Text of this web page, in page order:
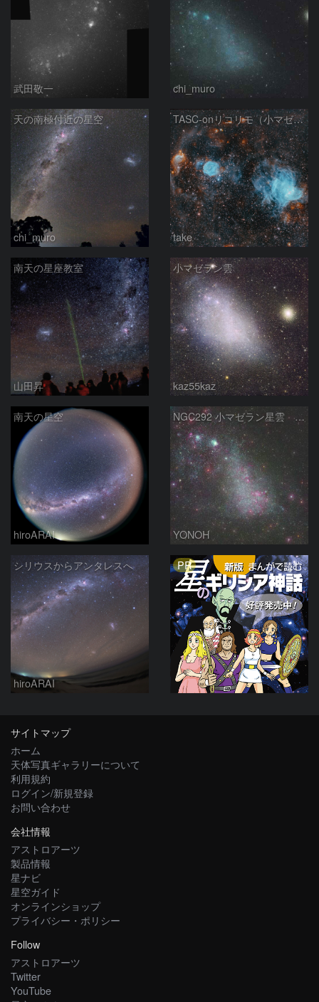
武田敬一 chi_muro
天の南極付近の星空
chi_muro
TASC-onリコリモ（小マゼラン星雲の周辺部)
take
南天の星座教室
山田昇
小マゼラン雲
kaz55kaz
南天の星空
hiroARAI
NGC292 小マゼラン星雲 リコーリモート
YONOH
シリウスからアンタレスへ
hiroARAI
PR
サイトマップ
ホーム
天体写真ギャラリーについて
利用規約
ログイン/新規登録
お問い合わせ
会社情報
アストロアーツ
製品情報
星ナビ
星空ガイド
オンラインショップ
プライバシー・ポリシー
Follow
アストロアーツ
Twitter
YouTube